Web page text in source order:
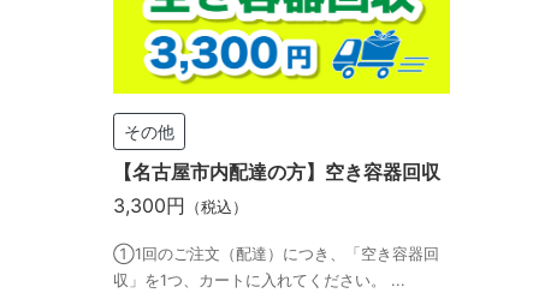
その他
【名古屋市内配達の方】空き容器回収
3,300円 （税込）
①1回のご注文（配達）につき、「空き容器回
収」を1つ、カートに入れてください。 ...